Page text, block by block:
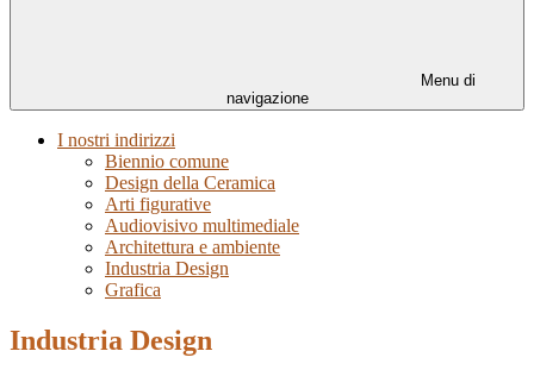
Menu di
navigazione
I nostri indirizzi
Biennio comune
Design della Ceramica
Arti figurative
Audiovisivo multimediale
Architettura e ambiente
Industria Design
Grafica
Industria Design